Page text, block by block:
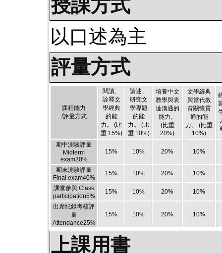
授課方式
以口述為主
評量方式
課程能力
/評量方式
閱讀、
詮釋文
學經典
的能
力。(比
重 15%)
論述、
研究文
學專題
的能
力。(比
重 10%)
培養中文
教學與表
達溝通的
能力。
(比重
20%)
文學經典
與當代教
育關懷貫
通的能
力。(比重
10%)
期中測驗評量
Midterm
exam30%
15% 10% 20% 10%
期末測驗評量
Final exam40%
15% 10% 20% 10%
課堂參與 Class
participation5%
15% 10% 20% 10%
出席紀錄考核評
量
Attendance25%
15% 10% 20% 10%
上課用書